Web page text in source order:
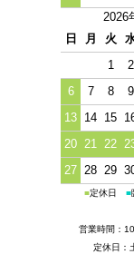
2026
日
月 火
1
2
6
7 8 9
13 14 15
20 21 22
27 28 29
■定休日 ■
営業時間：
定休日：